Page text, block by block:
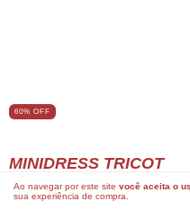
Ao navegar por este site você aceita o
sua experiência de compra.
60% OFF
MINIDRESS TRICOT
R$279,00
R$111,60